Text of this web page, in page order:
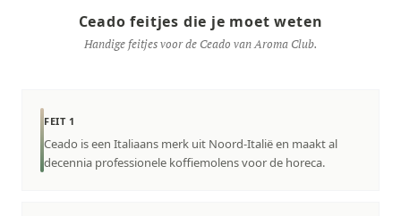
Ceado feitjes die je moet weten
Handige feitjes voor de Ceado van Aroma Club.
FEIT 1
Ceado is een Italiaans merk uit Noord-Italië en maakt al
decennia professionele koffiemolens voor de horeca.